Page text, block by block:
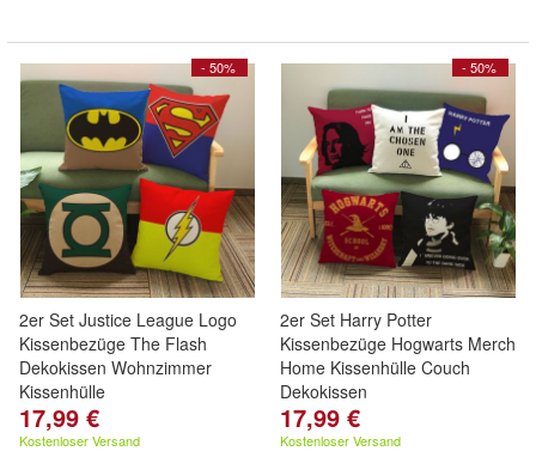
- 50%
2er Set Justice League Logo
Kissenbezüge The Flash
Dekokissen Wohnzimmer
Kissenhülle
17,99 €
Kostenloser Versand
- 50%
2er Set Harry Potter
Kissenbezüge Hogwarts Merch
Home Kissenhülle Couch
Dekokissen
17,99 €
Kostenloser Versand